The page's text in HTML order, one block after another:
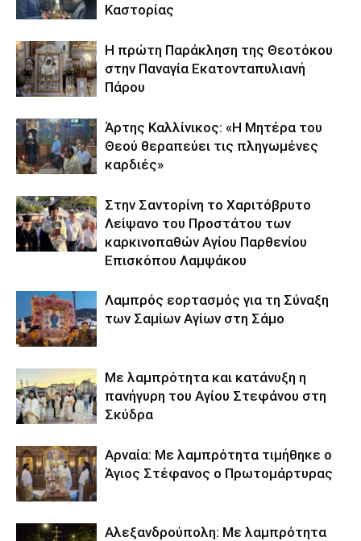
Καστορίας
Η πρώτη Παράκληση της Θεοτόκου
στην Παναγία Εκατονταπυλιανή
Πάρου
Άρτης Καλλίνικος: «Η Μητέρα του
Θεού θεραπεύει τις πληγωμένες
καρδιές»
Στην Σαντορίνη το Χαριτόβρυτο
Λείψανο του Προστάτου των
καρκινοπαθών Αγίου Παρθενίου
Επισκόπου Λαμψάκου
Λαμπρός εορτασμός για τη Σύναξη
των Σαμίων Αγίων στη Σάμο
Με λαμπρότητα και κατάνυξη η
πανήγυρη του Αγίου Στεφάνου στη
Σκύδρα
Αρναία: Με λαμπρότητα τιμήθηκε ο
Άγιος Στέφανος ο Πρωτομάρτυρας
Αλεξανδρούπολη: Με λαμπρότητα